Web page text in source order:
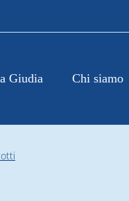
Giudia Chi siamo